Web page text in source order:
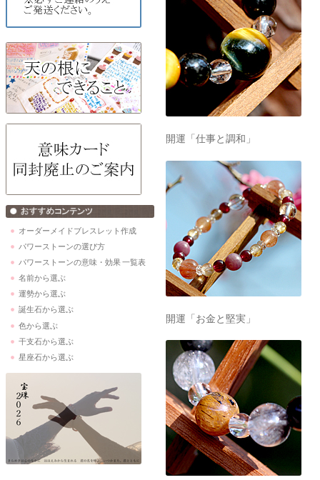
オーダーメイドブレスレット作成
パワーストーンの選び方
パワーストーンの意味・効果 一覧表
名前から選ぶ
運勢から選ぶ
誕生石から選ぶ
色から選ぶ
干支石から選ぶ
星座石から選ぶ
開運「仕事と調和」
開運「お金と堅実」